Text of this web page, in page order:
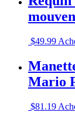
$49.99
Mario
$81.19